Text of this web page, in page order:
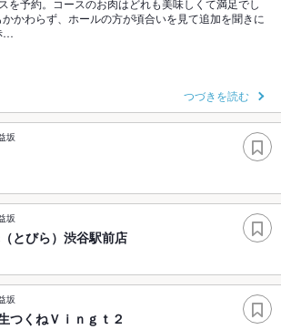
かわらず、ホールの方が頃合いを見て追加を聞きに
…
つづきを読む
坂
坂
とびら）渋谷駅前店
坂
つくねＶｉｎｇｔ２